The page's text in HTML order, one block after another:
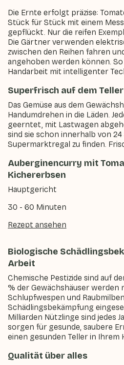
Die Ernte erfolgt präzise:
Stück für Stück mit einem
gepflückt. Nur die reifen
Die Gärtner verwenden
zwischen den Reihen fahren
angehoben werden können.
Handarbeit mit intelligenter
Superfrisch auf dem Teller
Das Gemüse aus dem
Handumdrehen in die Läden.
geerntet, mit Lastwagen
sind sie schon innerhalb von
Supermarktregal zu finden.
Auberginencurry mit
Kichererbsen
Hauptgericht
30 - 60 Minuten
Rezept ansehen
Biologische
Arbeit
Chemische Pestizide sind auf
% der Gewächshäuser werden
Schlupfwespen und
Schädlingsbekämpfung
Milliarden Nützlinge sind jedes
sorgen für gesunde, saubere
einen gesunden Teller in Ihrem
Qualität über alles